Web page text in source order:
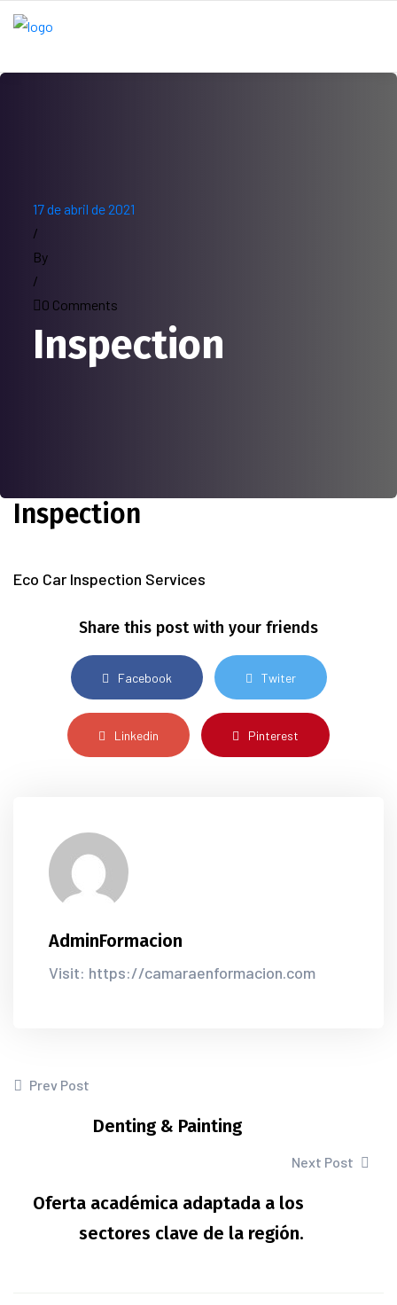
17 de abril de 2021
/
By
/
0 Comments
Inspection
Inspection
Eco Car Inspection Services
Share this post with your friends
Facebook Twiter
Linkedin Pinterest
AdminFormacion
Visit: https://camaraenformacion.com
Prev Post
Denting & Painting
Next Post
Oferta académica adaptada a los
sectores clave de la región.